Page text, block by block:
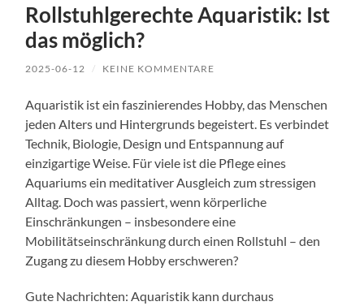
Rollstuhlgerechte Aquaristik: Ist
das möglich?
2025-06-12 / KEINE KOMMENTARE
Aquaristik ist ein faszinierendes Hobby, das Menschen
jeden Alters und Hintergrunds begeistert. Es verbindet
Technik, Biologie, Design und Entspannung auf
einzigartige Weise. Für viele ist die Pflege eines
Aquariums ein meditativer Ausgleich zum stressigen
Alltag. Doch was passiert, wenn körperliche
Einschränkungen – insbesondere eine
Mobilitätseinschränkung durch einen Rollstuhl – den
Zugang zu diesem Hobby erschweren?
Gute Nachrichten: Aquaristik kann durchaus